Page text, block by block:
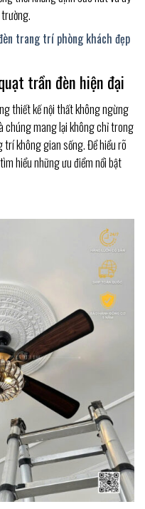
trang trí phòng khách đẹp
trần đèn hiện đại
thiết kế nội thất không ngừng
chúng mang lại không chỉ trong
không gian sống. Để hiểu rõ
hiểu những ưu điểm nổi bật